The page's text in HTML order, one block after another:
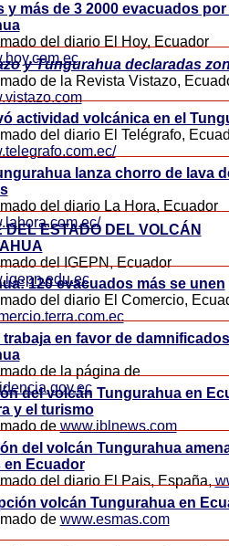
volcán Tungurahua en
de www.esmas.com
del volcán Tungurahua
en Ecuador
del diario El Pais, España,
del volcán Tungurahua en
y el turismo
de www.iblnews.com
en favor de
de la página de
120 evacuados más se unen
del diario El Comercio,
DEL ESTADO DEL VOLCÁN
del IGEPN, Ecuador
y más de 3 2000 evacuados
del diario El Hoy, Ecuador
y Tungurahua declaradas
de la Revista Vistazo,
actividad volcánica en el
del diario El Telégrafo,
lanza chorro de lava
del diario La Hora, Ecuador